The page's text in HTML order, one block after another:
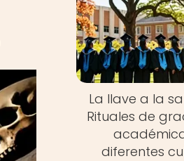
La llave a la
Rituales de
diferentes